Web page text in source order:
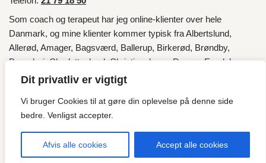
Dit privatliv er vigtigt
Vi bruger Cookies til at gøre din oplevelse på denne side
bedre. Venligst accepter.
Afvis alle cookies Accept alle cookies
Som coach og terapeut har jeg online-klienter over hele
Danmark, og mine klienter kommer typisk fraAlbertslund,
Allerød, Amager, Bagsværd, Ballerup, Birkerød, Brøndby,
Brønshøj,Charlottenlund,Christianshavn,Dragør,Egedal,
Fredensborg,Frederiksberg,Frederikssund
Hillerød,Hvidovre,Høje-Taastrup,Hørsholm,Ishøj,København
Lyngby,Lyngby-Taarbæk,Nordsjælland
Rødovre,Tårnby,Valby,Vallensbækog fraEsbjerg.